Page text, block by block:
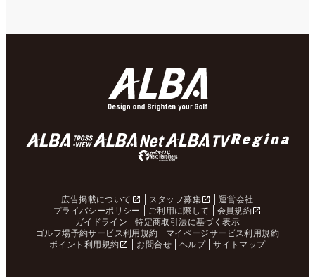
広告掲載について スタッフ募集
運営会社
プライバシーポリシー
ご利用に際して
会員規約
ガイドライン
特定商取引法に基づく表示
ゴルフ場予約サービス利用規約
マイページサービス利用規約
ポイント利用規約
お問合せ ヘルプ サイトマップ